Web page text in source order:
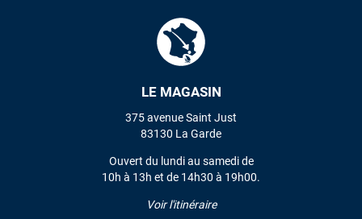
LE MAGASIN
375 avenue Saint Just
83130 La Garde
Ouvert du lundi au samedi de
10h à 13h et de 14h30 à 19h00.
Voir l'itinéraire
VOIR TOUS LES AVIS
LAISSER UN AVIS